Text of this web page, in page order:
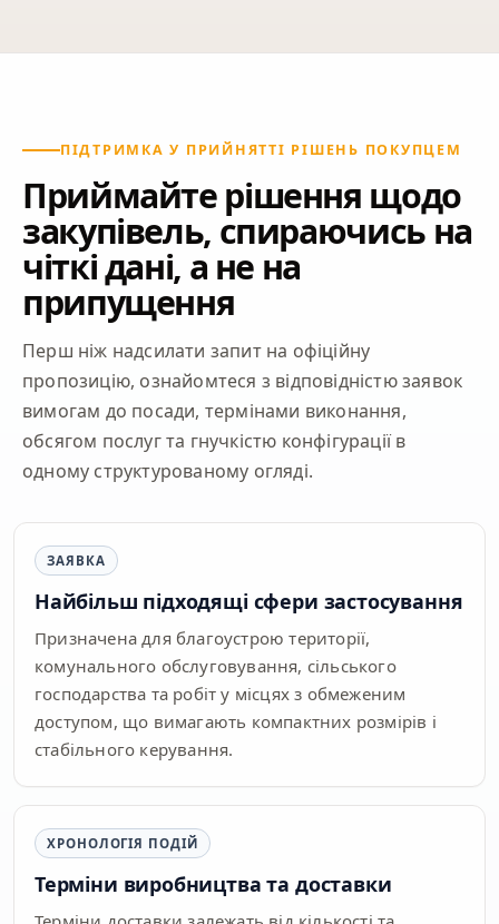
ПІДТРИМКА У ПРИЙНЯТТІ РІШЕНЬ ПОКУПЦЕМ
Приймайте рішення щодо
закупівель, спираючись на
чіткі дані, а не на
припущення
Перш ніж надсилати запит на офіційну
пропозицію, ознайомтеся з відповідністю заявок
вимогам до посади, термінами виконання,
обсягом послуг та гнучкістю конфігурації в
одному структурованому огляді.
ЗАЯВКА
Найбільш підходящі сфери застосування
Призначена для благоустрою території,
комунального обслуговування, сільського
господарства та робіт у місцях з обмеженим
доступом, що вимагають компактних розмірів і
стабільного керування.
ХРОНОЛОГІЯ ПОДІЙ
Терміни виробництва та доставки